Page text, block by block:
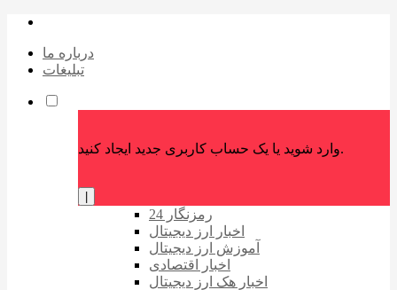
درباره ما
تبلیغات
وارد شوید یا یک حساب کاربری جدید ایجاد کنید.
رمزنگار 24
اخبار ارز دیجیتال
آموزش ارز دیجیتال
اخبار اقتصادی
اخبار هک ارز دیجیتال